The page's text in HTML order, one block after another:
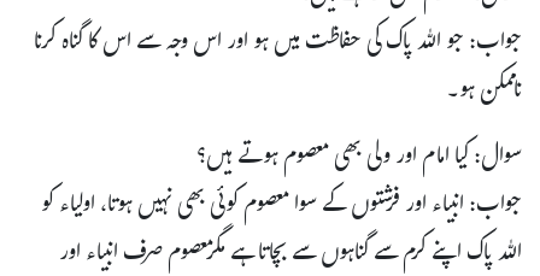
جواب: جو اللہ پاک کی حفاظت میں ہو اور اس وجہ سے اس کا گناہ کرنا
ناممکن ہو۔
سوال: کیا امام اور ولی بھی معصوم ہوتے ہیں؟
جواب: انبیاء اور فرشتوں کے سوا معصوم کوئی بھی نہیں ہوتا، اولیاء کو
اللہ پاک اپنے کرم سے گناہوں سے بچاتا ہے مگرمعصوم صرف انبیاء اور